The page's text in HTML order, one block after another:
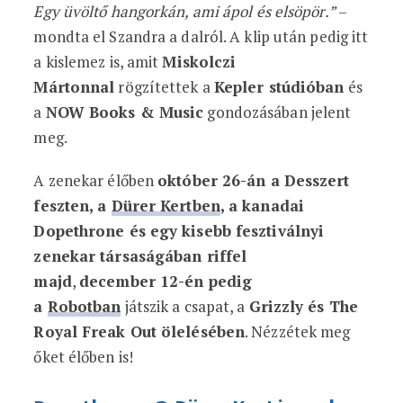
Egy üvöltő hangorkán, ami ápol és elsöpör.”–
mondta el Szandra a dalról. A klip után pedig itt
a kislemez is, amitMiskolczi
Mártonnal rögzítettek aKepler stúdióban és
a NOW Books & Music gondozásában jelent
meg.
A zenekar élőben október 26-án a Desszert
feszten, a Dürer Kertben, a kanadai
Dopethrone és egy kisebb fesztiválnyi
zenekar társaságában riffel
majd, december 12-én pedig
a Robotban játszik a csapat, a Grizzly és The
Royal Freak Out ölelésében. Nézzétek meg
őket élőben is!